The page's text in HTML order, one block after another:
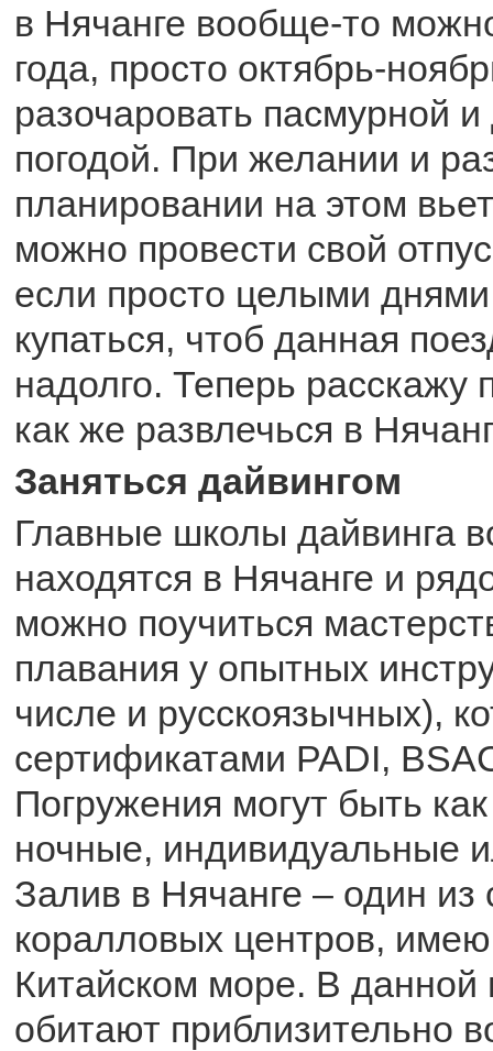
в Нячанге вообще-то
года, просто октябрь-
разочаровать пасмурной
погодой. При желании и
планировании на этом
можно провести свой
если просто целыми днями
купаться, чтоб данная
надолго. Теперь расскажу
как же развлечься в
Заняться дайвингом
Главные школы дайвинга
находятся в Нячанге и
можно поучиться
плавания у опытных
числе и русскоязычных),
сертификатами PADI,
Погружения могут быть
ночные, индивидуальные
Залив в Нячанге – один из
коралловых центров,
Китайском море. В данной
обитают приблизительно